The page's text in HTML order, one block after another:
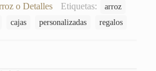
o Detalles Etiquetas:
arroz
cajas personalizadas regalos